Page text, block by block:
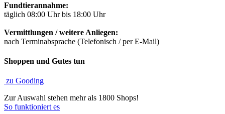
Fundtierannahme:
täglich 08:00 Uhr bis 18:00 Uhr
Vermittlungen / weitere Anliegen:
nach Terminabsprache (Telefonisch / per E-Mail)
Shoppen und Gutes tun
zu Gooding
Zur Auswahl stehen mehr als 1800 Shops!
So funktioniert es